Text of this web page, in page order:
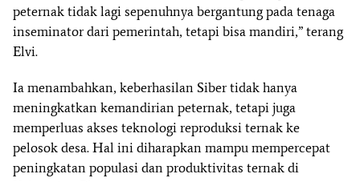
peternak tidak lagi sepenuhnya bergantung pada tenaga
inseminator dari pemerintah, tetapi bisa mandiri,” terang
Elvi.
Ia menambahkan, keberhasilan Siber tidak hanya
meningkatkan kemandirian peternak, tetapi juga
memperluas akses teknologi reproduksi ternak ke
pelosok desa. Hal ini diharapkan mampu mempercepat
peningkatan populasi dan produktivitas ternak di